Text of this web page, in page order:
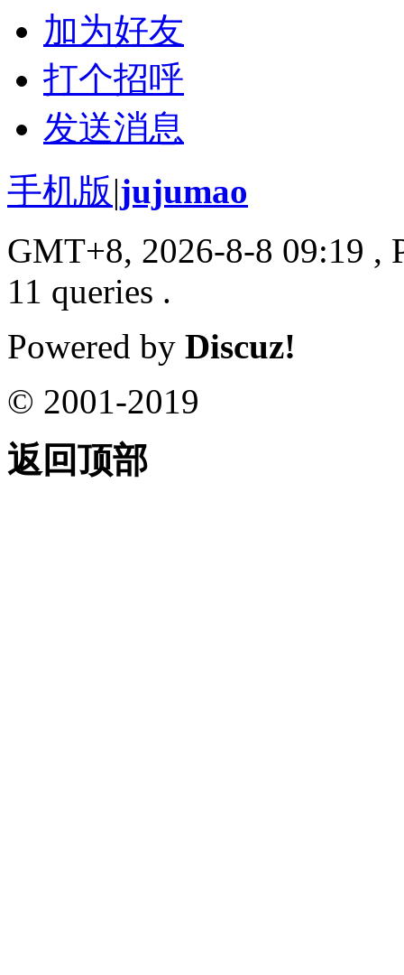
加为好友
打个招呼
发送消息
手机版|jujumao
GMT+8, 2026-8-8 09:19 ,
11 queries .
Powered by Discuz!
© 2001-2019
返回顶部